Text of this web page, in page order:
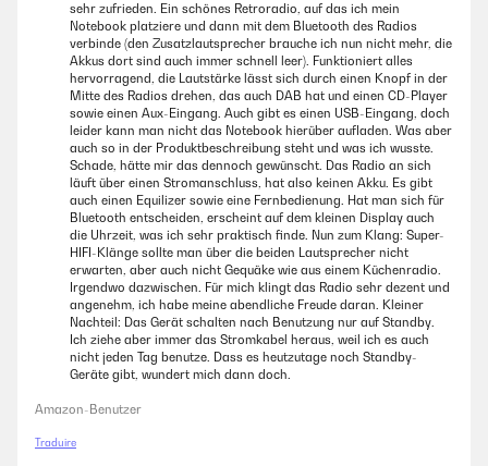
sehr zufrieden. Ein schönes Retroradio, auf das ich mein
Notebook platziere und dann mit dem Bluetooth des Radios
verbinde (den Zusatzlautsprecher brauche ich nun nicht mehr, die
Akkus dort sind auch immer schnell leer). Funktioniert alles
hervorragend, die Lautstärke lässt sich durch einen Knopf in der
Mitte des Radios drehen, das auch DAB hat und einen CD-Player
sowie einen Aux-Eingang. Auch gibt es einen USB-Eingang, doch
leider kann man nicht das Notebook hierüber aufladen. Was aber
auch so in der Produktbeschreibung steht und was ich wusste.
Schade, hätte mir das dennoch gewünscht. Das Radio an sich
läuft über einen Stromanschluss, hat also keinen Akku. Es gibt
auch einen Equilizer sowie eine Fernbedienung. Hat man sich für
Bluetooth entscheiden, erscheint auf dem kleinen Display auch
die Uhrzeit, was ich sehr praktisch finde. Nun zum Klang: Super-
HIFI-Klänge sollte man über die beiden Lautsprecher nicht
erwarten, aber auch nicht Gequäke wie aus einem Küchenradio.
Irgendwo dazwischen. Für mich klingt das Radio sehr dezent und
angenehm, ich habe meine abendliche Freude daran. Kleiner
Nachteil: Das Gerät schalten nach Benutzung nur auf Standby.
Ich ziehe aber immer das Stromkabel heraus, weil ich es auch
nicht jeden Tag benutze. Dass es heutzutage noch Standby-
Geräte gibt, wundert mich dann doch.
Amazon-Benutzer
Traduire